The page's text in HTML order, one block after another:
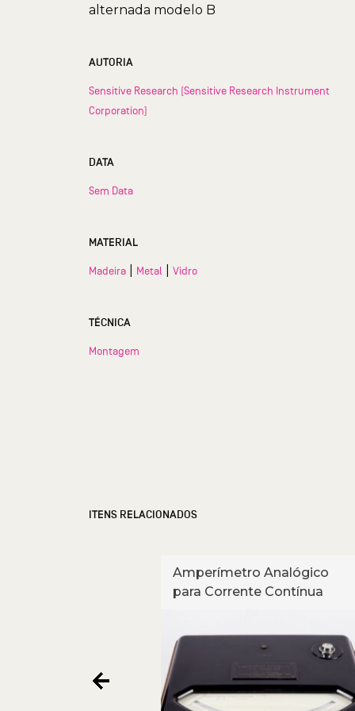
alternada modelo B
AUTORIA
Sensitive Research (Sensitive Research Instrument
Corporation)
DATA
Sem Data
MATERIAL
Madeira Metal Vidro
TÉCNICA
Montagem
ITENS RELACIONADOS
Amperímetro Analógico
para Corrente Contínua